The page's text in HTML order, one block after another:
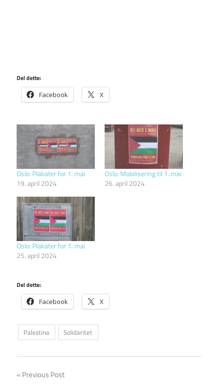
Del dette:
Facebook X
Oslo: Plakater for 1. mai
19. april 2024
Oslo: Mobilisering til 1. mai
26. april 2024
Oslo: Plakater for 1. mai
25. april 2024
Del dette:
Facebook X
Palestina Solidaritet
Innleggsnavigasjon
Previous Post